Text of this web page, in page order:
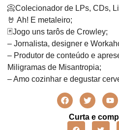
📀Colecionador de LPs, CDs,
🤘 Ah! E metaleiro;
🃏Jogo uns tarôs de Crowley;
– Jornalista, designer e
– Produtor de conteúdo e
Miligramas de Misantropia;
– Amo cozinhar e degustar
Curta e